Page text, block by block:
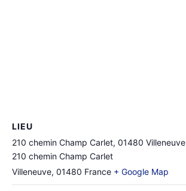
LIEU
210 chemin Champ Carlet, 01480 Villeneuve
210 chemin Champ Carlet
Villeneuve, 01480 France + Google Map